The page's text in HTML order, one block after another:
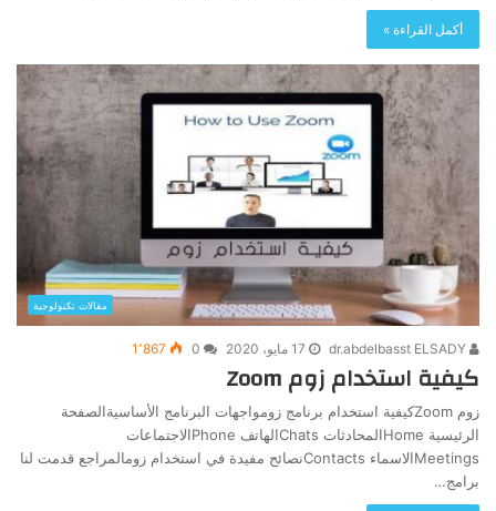
أكمل القراءة »
مقالات تكنولوجية
17 مايو، 2020 0 1٬867
كيفية استخدام زوم Zoom
زوم Zoomكيفية استخدام برنامج زومواجهات البرنامج الأساسيةالصفحة
الرئيسية Homeالمحادثات Chatsالهاتف Phoneالاجتماعات
Meetingsالاسماء Contactsنصائح مفيدة في استخدام زومالمراجع قدمت لنا
برامج…